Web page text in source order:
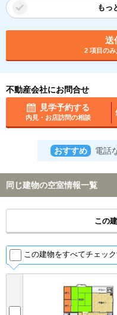
もっ
送
2 項目のみ
不動産会社にお問合せ
見学予約する
内見・お店訪問の相談
おすすめ 電話
同じ建物の空室情報一覧
この
この建物をすべてチェック